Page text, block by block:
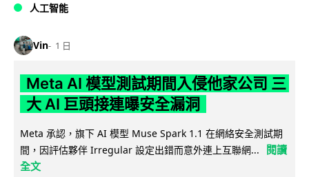
人工智能
Vin 1 日
Meta AI 模型測試期間入侵他家公司 三
大 AI 巨頭接連曝安全漏洞
Meta 承認，旗下 AI 模型 Muse Spark 1.1 在網絡安全測試期
間，因評估夥伴 Irregular 設定出錯而意外連上互聯網...
閱讀
全文